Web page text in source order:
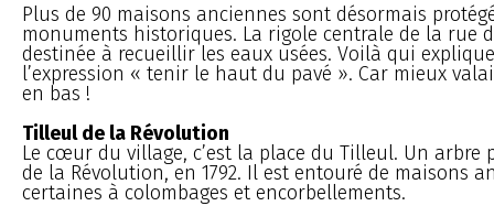
Plus de 90 maisons anciennes sont désormais
monuments historiques. La rigole centrale de la rue
destinée à recueillir les eaux usées. Voilà qui
l’expression « tenir le haut du pavé ». Car mieux
en bas !
Tilleul de la Révolution
Le cœur du village, c’est la place du Tilleul. Un arbre
de la Révolution, en 1792. Il est entouré de maisons
certaines à colombages et encorbellements.